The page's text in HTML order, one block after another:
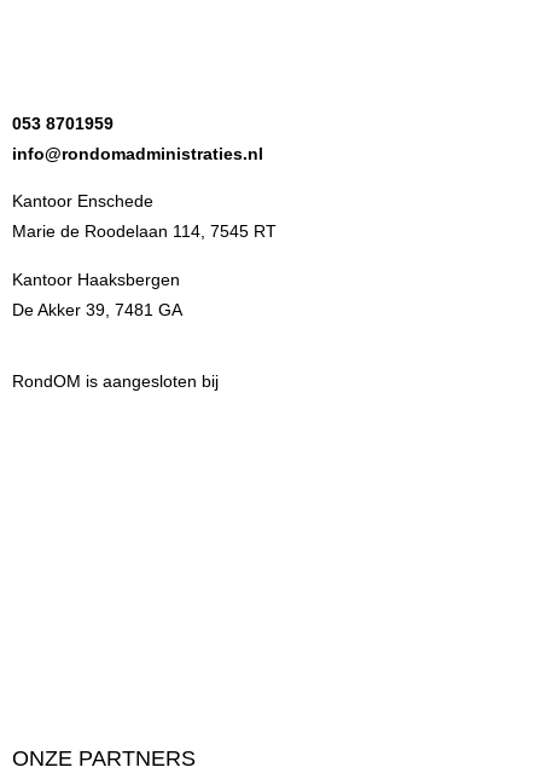
053 8701959
info@rondomadministraties.nl
Kantoor Enschede
Marie de Roodelaan 114, 7545 RT
Kantoor Haaksbergen
De Akker 39, 7481 GA
RondOM is aangesloten bij
ONZE PARTNERS